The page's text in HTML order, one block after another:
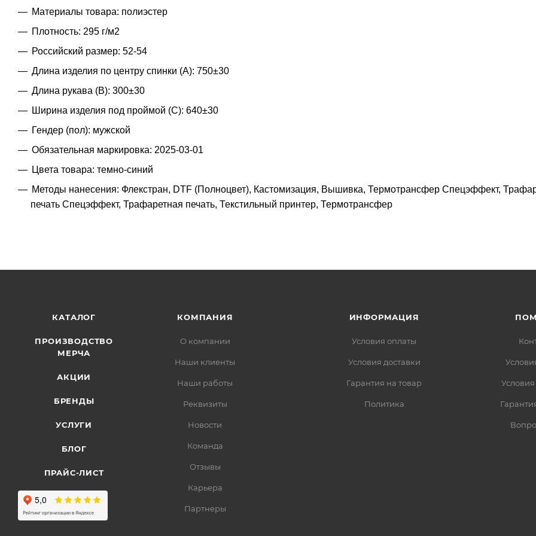
Материалы товара: полиэстер
Плотность: 295 г/м2
Российский размер: 52-54
Длина изделия по центру спинки (A): 750±30
Длина рукава (B): 300±30
Ширина изделия под проймой (С): 640±30
Гендер (пол): мужской
Обязательная маркировка: 2025-03-01
Цвета товара: темно-синий
Методы нанесения: Флекстран, DTF (Полноцвет), Кастомизация, Вышивка, Термотрансфер Спецэффект,
печать Спецэффект, Трафаретная печать, Текстильный принтер, Термотрансфер
КАТАЛОГ
ПРОИЗВОДСТВО
МЕРЧА
АКЦИИ
БРЕНДЫ
УСЛУГИ
БЛОГ
ПРАЙС-ЛИСТ
КОМПАНИЯ
О компании
Наши клиенты
Наши работы
Реквизиты
Новости
Команда
Отзывы
Карьера
Партнеры
ИНФОРМАЦИЯ
Условия оплаты
Условия доставки
Гарантия на товар
Политика
Условия